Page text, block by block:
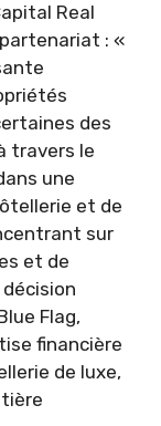
Real
: «
des
travers le
une
et de
sur
et de
Flag,
financière
de luxe,